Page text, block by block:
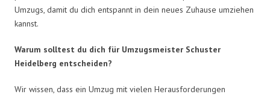
Umzugs, damit du dich entspannt in dein neues Zuhause umziehen
kannst.
Warum solltest du dich für Umzugsmeister Schuster
Heidelberg entscheiden?
Wir wissen, dass ein Umzug mit vielen Herausforderungen